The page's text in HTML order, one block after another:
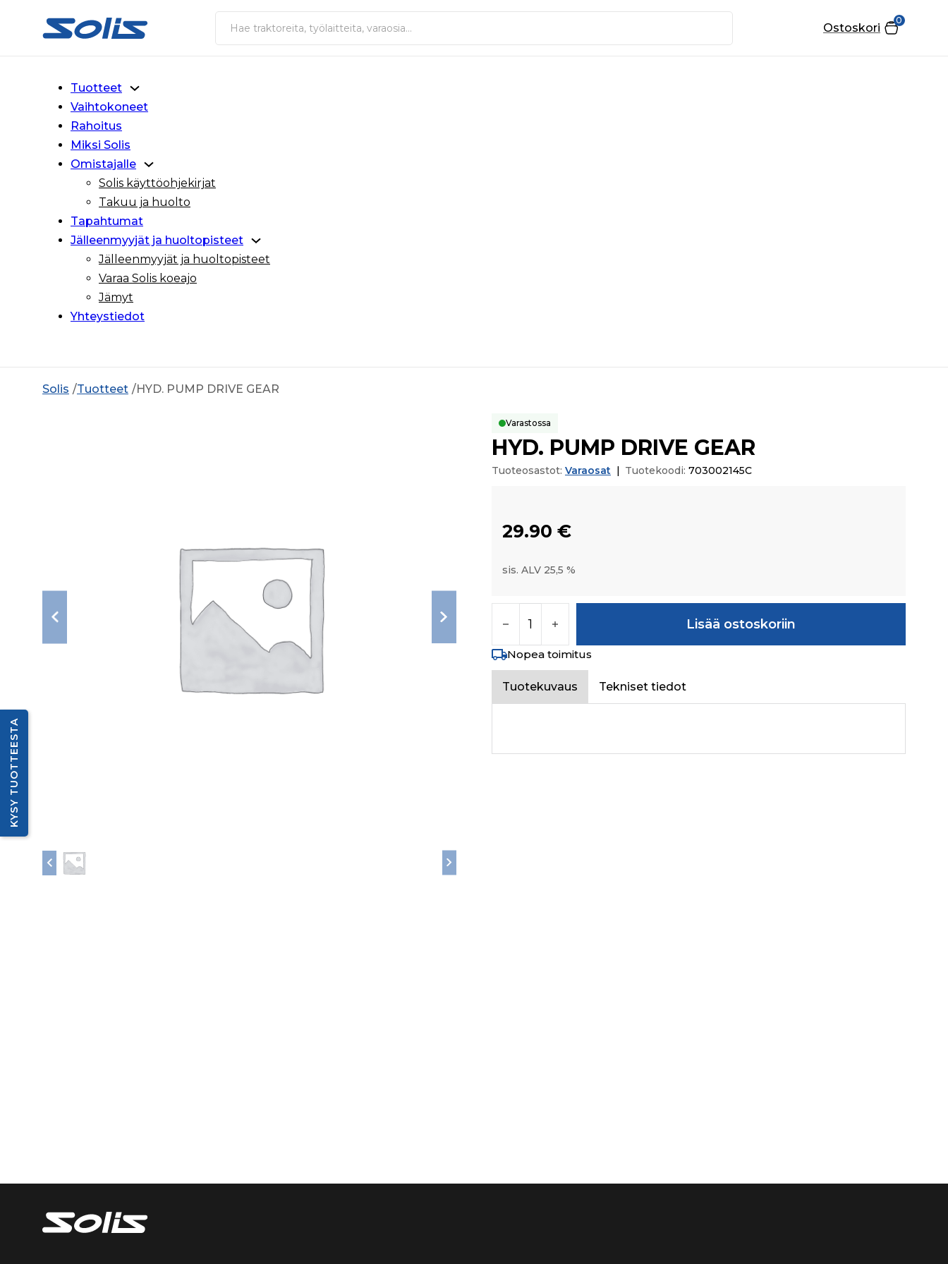
Siirry pääsisältöön
Siirry alatunnisteeseen
Haku
0
Ostoskori
Tuotteet
Vaihtokoneet
Rahoitus
Miksi Solis
Omistajalle
Solis käyttöohjekirjat
Takuu ja huolto
Tapahtumat
Jälleenmyyjät ja huoltopisteet
Jälleenmyyjät ja huoltopisteet
Varaa Solis koeajo
Jämyt
Yhteystiedot
Solis Tuotteet HYD. PUMP DRIVE GEAR
Varastossa
HYD. PUMP DRIVE GEAR
Tuoteosastot: Varaosat | Tuotekoodi: 703002145C
29.90 €
sis. ALV 25,5 %
Lisää ostoskoriin
Nopea toimitus
Tuotekuvaus Tekniset tiedot
KYSY TUOTTEESTA